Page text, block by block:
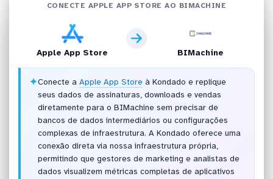
CONECTE APPLE APP STORE AO BIMACHINE
Apple App Store BIMachine
✦Conecte a Apple App Storeà Kondado e replique
seus dados de assinaturas, downloads e vendas
diretamente para o BIMachine sem precisar de
bancos de dados intermediários ou configurações
complexas de infraestrutura. A Kondado oferece uma
conexão direta via nossa infraestrutura própria,
permitindo que gestores de marketing e analistas de
dados visualizem métricas completas de aplicativos